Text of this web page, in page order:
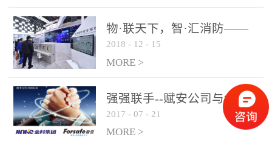
力和闲难，同时也将造成
巨大的经济损失和社会影
响，基至还会造成人员伤
亡。图像型火灾探测器正
是针对这种高大空间建筑
物的消防设施、设备通过
现场图像的实时获取、预
处理和特征提取分析，实
物·联天下，智·汇消防——
赋安F&S 2018上海消防展圆
满落幕
2018 - 12 - 15
MORE >
强强联手--赋安公司与金科
集团达成战略合作协议
2017 - 07 - 21
MORE >